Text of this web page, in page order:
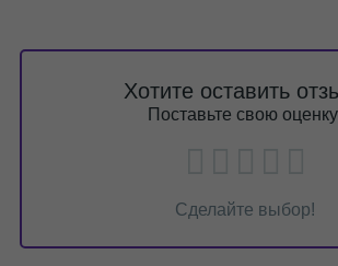
Хотите оставить
Поставьте свою
Сделайте выбор!